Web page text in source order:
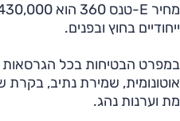
ייחודיים בחוץ ובפנים.
במפרט הבטיחות בכל הגרסאות
אוטונומית, שמירת נתיב, בקרת
מת וערנות נהג.